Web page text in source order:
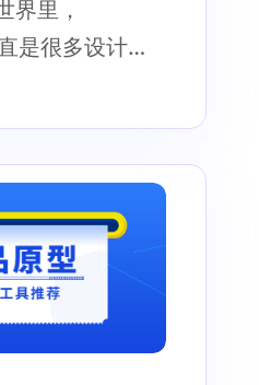
界里，
是很多设计师